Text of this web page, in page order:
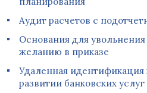
Аудит расчетов с
Основания для
желанию в приказе
Удаленная идентификация
развитии банковских услуг